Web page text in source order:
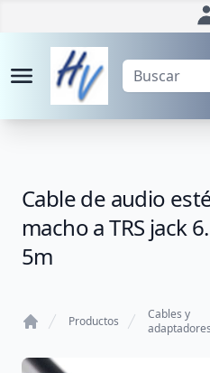
Cable de audio
macho a TRS jack
5m
Productos
Cables y
adaptadores